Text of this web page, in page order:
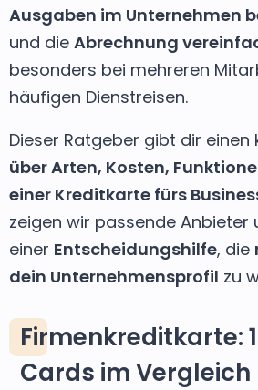
Ausgaben im Unternehmen
und die Abrechnung
besonders bei mehreren
häufigen Dienstreisen.
Dieser Ratgeber gibt dir einen
über Arten, Kosten,
einer Kreditkarte fürs
zeigen wir passende Anbieter
einer Entscheidungshilfe, die
dein Unternehmensprofil zu
Firmenkreditkarte:
Cards im